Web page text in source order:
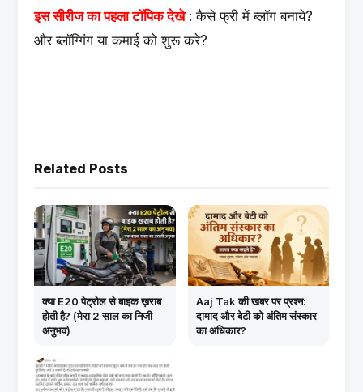
इस सीरीज का पहला टॉपिक देखे:कैसे फ्री में ब्लॉग बनाये?
और ब्लॉग्गिंग या कमाई को शुरू करे?
Related Posts
क्या E20 पेट्रोल से बाइक ख़राब
होती है? (मेरा 2 साल का निजी
अनुभव)
Aaj Tak की खबर पर प्रश्न:
दामाद और बेटी को अंतिम संस्कार
का अधिकार?